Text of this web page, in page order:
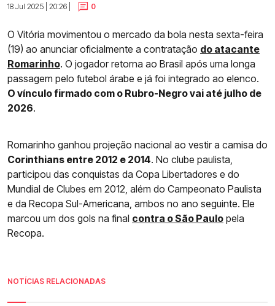
18 Jul 2025 | 20:26 |
0
O Vitória movimentou o mercado da bola nesta sexta-feira
(19) ao anunciar oficialmente a contratação do atacante
Romarinho. O jogador retorna ao Brasil após uma longa
passagem pelo futebol árabe e já foi integrado ao elenco.
O vínculo firmado com o Rubro-Negro vai até julho de
2026.
Romarinho ganhou projeção nacional ao vestir a camisa do
Corinthians entre 2012 e 2014. No clube paulista,
participou das conquistas da Copa Libertadores e do
Mundial de Clubes em 2012, além do Campeonato Paulista
e da Recopa Sul-Americana, ambos no ano seguinte. Ele
marcou um dos gols na final contra o São Paulo pela
Recopa.
NOTÍCIAS RELACIONADAS